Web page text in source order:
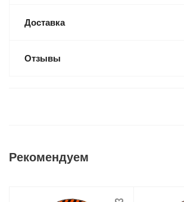
Доставка
Отзывы
Рекомендуем